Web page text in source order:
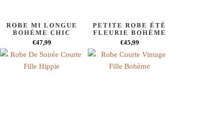
ROBE MI LONGUE
BOHÈME CHIC
€47,99
PETITE ROBE ÉTÉ
FLEURIE BOHÈME
€45,99